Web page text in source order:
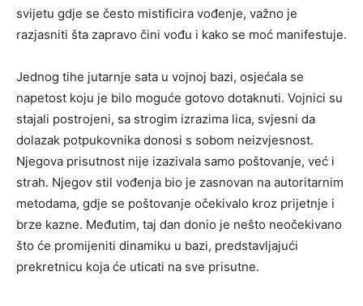
svijetu gdje se često mistificira vođenje, važno je
razjasniti šta zapravo čini vođu i kako se moć manifestuje.
Jednog tihe jutarnje sata u vojnoj bazi, osjećala se
napetost koju je bilo moguće gotovo dotaknuti. Vojnici su
stajali postrojeni, sa strogim izrazima lica, svjesni da
dolazak potpukovnika donosi s sobom neizvjesnost.
Njegova prisutnost nije izazivala samo poštovanje, već i
strah. Njegov stil vođenja bio je zasnovan na autoritarnim
metodama, gdje se poštovanje očekivalo kroz prijetnje i
brze kazne. Međutim, taj dan donio je nešto neočekivano
što će promijeniti dinamiku u bazi, predstavljajući
prekretnicu koja će uticati na sve prisutne.